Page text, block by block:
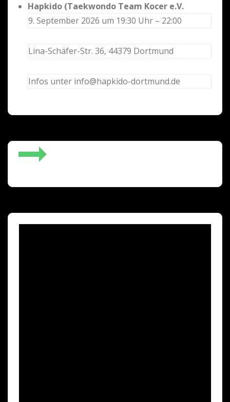
Hapkido (Taekwondo Team Kocer e.V.
9. September 2026 um 19:30 Uhr – 22:00
Lina-Schäfer-Str. 36, 44379 Dortmund
Infos unter info@hapkido-dortmund.de